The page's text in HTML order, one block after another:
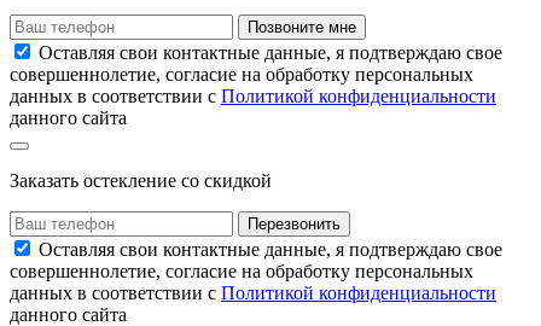
Позвоните мне
Оставляя свои контактные данные, я подтверждаю свое
совершеннолетие, согласие на обработку персональных
данных в соответствии с Политикой конфиденциальности
данного сайта
Заказать остекление со скидкой
Перезвонить
Оставляя свои контактные данные, я подтверждаю свое
совершеннолетие, согласие на обработку персональных
данных в соответствии с Политикой конфиденциальности
данного сайта